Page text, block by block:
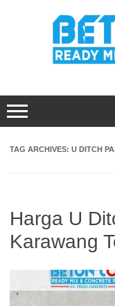
TAG ARCHIVES: U DITCH
Harga U
Karawang